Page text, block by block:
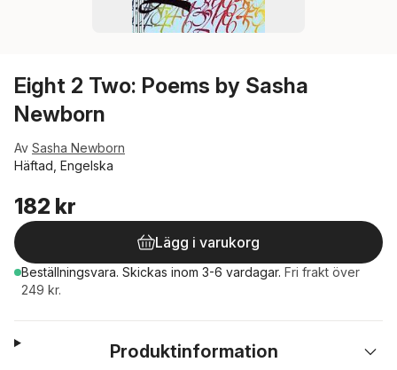
Eight 2 Two: Poems by Sasha
Newborn
Av Sasha Newborn
Häftad, Engelska
182 kr
Lägg i varukorg
Beställningsvara. Skickas inom 3-6 vardagar. Fri frakt över
249 kr.
Produktinformation